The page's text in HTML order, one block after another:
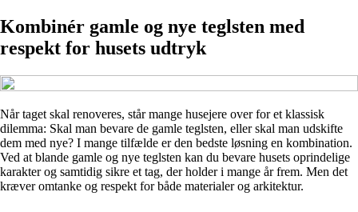
Kombinér gamle og nye teglsten med
respekt for husets udtryk
Når taget skal renoveres, står mange husejere over for et klassisk
dilemma: Skal man bevare de gamle teglsten, eller skal man udskifte
dem med nye? I mange tilfælde er den bedste løsning en kombination.
Ved at blande gamle og nye teglsten kan du bevare husets oprindelige
karakter og samtidig sikre et tag, der holder i mange år frem. Men det
kræver omtanke og respekt for både materialer og arkitektur.